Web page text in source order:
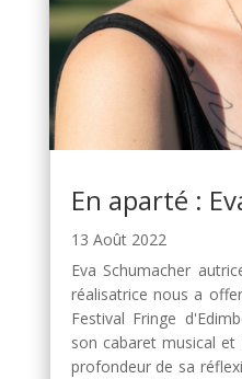
En aparté :
13 Août 2022
Eva Schumacher
réalisatrice nous a
Festival Fringe
son cabaret musical
profondeur de sa